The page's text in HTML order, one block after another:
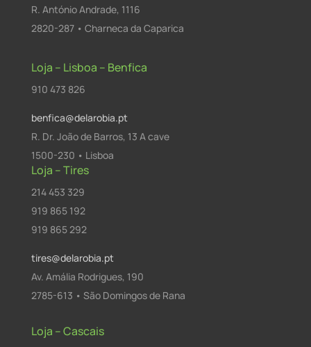
R. António Andrade, 1116
2820-287 • Charneca da Caparica
Loja – Lisboa – Benfica
910 473 826
benfica@delarobia.pt
R. Dr. João de Barros, 13 A cave
1500-230 • Lisboa
Loja – Tires
214 453 329
919 865 192
919 865 292
tires@delarobia.pt
Av. Amália Rodrigues, 190
2785-613 • São Domingos de Rana
Loja – Cascais